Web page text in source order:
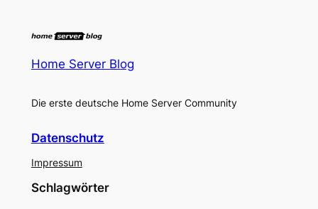
Home Server Blog
Die erste deutsche Home Server Community
Datenschutz
Impressum
Schlagwörter